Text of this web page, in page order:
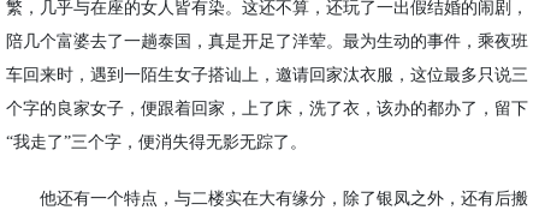
繁，几乎与在座的女人皆有染。这还不算，还玩了一出假结婚的闹剧，
陪几个富婆去了一趟泰国，真是开足了洋荤。最为生动的事件，乘夜班
车回来时，遇到一陌生女子搭讪上，邀请回家汰衣服，这位最多只说三
个字的良家女子，便跟着回家，上了床，洗了衣，该办的都办了，留下
“我走了”三个字，便消失得无影无踪了。
他还有一个特点，与二楼实在大有缘分，除了银凤之外，还有后搬